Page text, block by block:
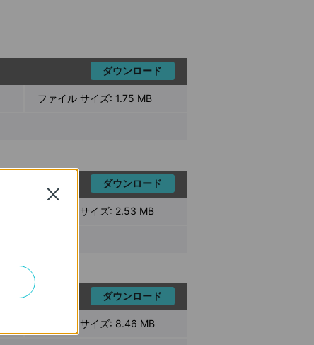
ダウンロード
ファイル サイズ: 1.75 MB
ダウンロード
ファイル サイズ: 2.53 MB
ダウンロード
ファイル サイズ: 8.46 MB
Close